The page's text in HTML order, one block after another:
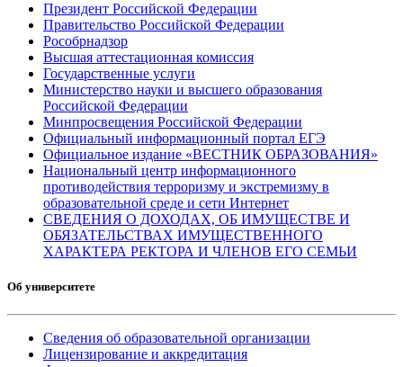
Президент Российской Федерации
Правительство Российской Федерации
Рособрнадзор
Высшая аттестационная комиссия
Государственные услуги
Министерство науки и высшего образования
Российской Федерации
Минпросвещения Российской Федерации
Официальный информационный портал ЕГЭ
Официальное издание «ВЕСТНИК ОБРАЗОВАНИЯ»
Национальный центр информационного
противодействия терроризму и экстремизму в
образовательной среде и сети Интернет
СВЕДЕНИЯ О ДОХОДАХ, ОБ ИМУЩЕСТВЕ И
ОБЯЗАТЕЛЬСТВАХ ИМУЩЕСТВЕННОГО
ХАРАКТЕРА РЕКТОРА И ЧЛЕНОВ ЕГО СЕМЬИ
Об университете
Сведения об образовательной организации
Лицензирование и аккредитация